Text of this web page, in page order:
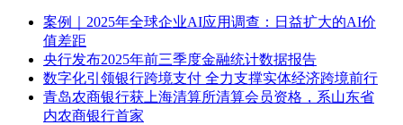
案例｜2025年全球企业AI应用调查：日益扩大的AI价
值差距
央行发布2025年前三季度金融统计数据报告
数字化引领银行跨境支付 全力支撑实体经济跨境前行
青岛农商银行获上海清算所清算会员资格，系山东省
内农商银行首家